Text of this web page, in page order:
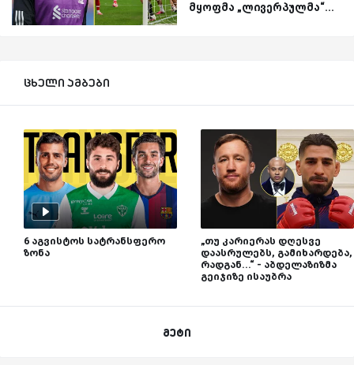
მყოფმა „ლივერპულმა“...
ცხელი ამბები
6 აგვისტოს სატრანსფერო
ზონა
„თუ კარიერას დღესვე
დაასრულებს, გამიხარდება,
რადგან...“ - აბდელაზიზმა
გეიჯიზე ისაუბრა
მეტი